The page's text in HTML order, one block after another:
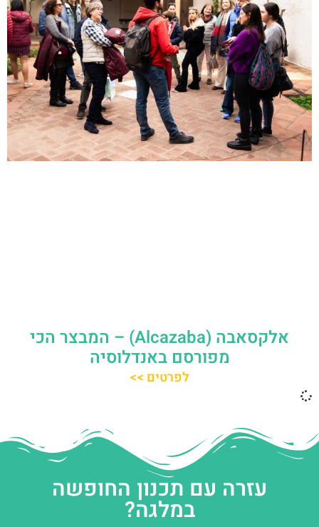
אלקסאבה (Alcazaba) – המבצר הכי
מפורסם באנדלוסיה
לפרטים >>
עזרה עם תכנון החופשה
במלגה?